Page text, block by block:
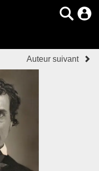
Auteur suivant